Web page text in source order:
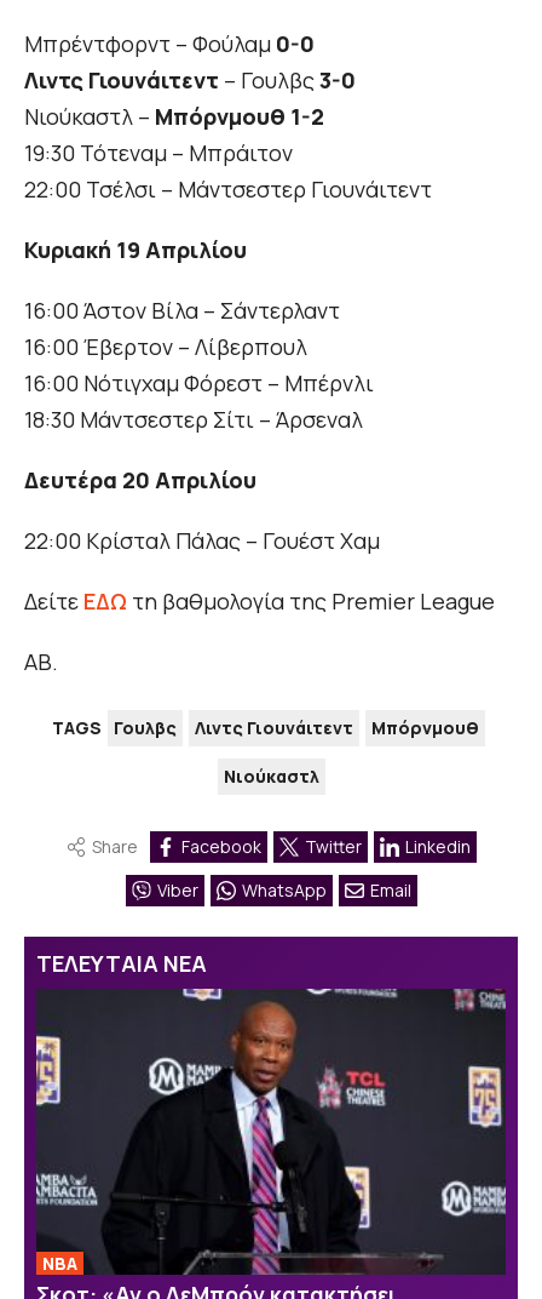
Μπρέντφορντ – Φούλαμ 0-0
Λιντς Γιουνάιτεντ – Γουλβς3-0
Νιούκαστλ – Μπόρνμουθ 1-2
19:30 Τότεναμ – Μπράιτον
22:00 Τσέλσι – Μάντσεστερ Γιουνάιτεντ
Κυριακή 19 Απριλίου
16:00 Άστον Βίλα – Σάντερλαντ
16:00 Έβερτον – Λίβερπουλ
16:00 Νότιγχαμ Φόρεστ – Μπέρνλι
18:30 Μάντσεστερ Σίτι – Άρσεναλ
Δευτέρα 20 Απριλίου
22:00 Κρίσταλ Πάλας – Γουέστ Χαμ
Δείτε ΕΔΩ τη βαθμολογία της Premier League
ΑΒ.
TAGS Γουλβς Λιντς Γιουνάιτεντ Μπόρνμουθ
Νιούκαστλ
Share Facebook Twitter
Linkedin
Viber
WhatsApp Email
ΤΕΛΕΥΤΑΙΑ ΝΕΑ
NBA